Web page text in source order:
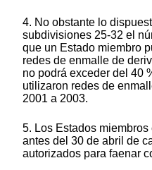
4. No obstante lo
subdivisiones 25-32 el
que un Estado miembro
redes de enmalle de
no podrá exceder del 40
utilizaron redes de
2001 a 2003.
5. Los Estados
antes del 30 de abril de
autorizados para faenar